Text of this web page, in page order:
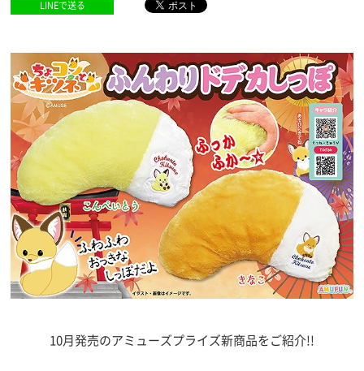
LINEで送る
10月発売のアミューズプライズ新商品をご紹介!!